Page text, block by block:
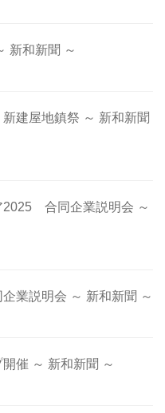
新和新聞 ～
建屋地鎮祭 ～ 新和新聞
2025 合同企業説明会 ～
業説明会 ～ 新和新聞 ～
催 ～ 新和新聞 ～